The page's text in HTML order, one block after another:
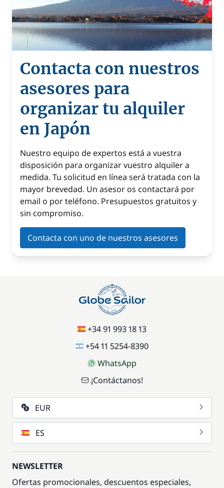
Contacta con nuestros
asesores para
organizar tu alquiler
en Japón
Nuestro equipo de expertos está a vuestra
disposición para organizar vuestro alquiler a
medida. Tu solicitud en línea será tratada con la
mayor brevedad. Un asesor os contactará por
email o por teléfono. Presupuestos gratuitos y
sin compromiso.
Contacta con uno de nuestros asesores
+34 91 993 18 13
+54 11 5254-8390
WhatsApp
¡Contáctanos!
EUR
ES
NEWSLETTER
Ofertas promocionales, descuentos especiales,